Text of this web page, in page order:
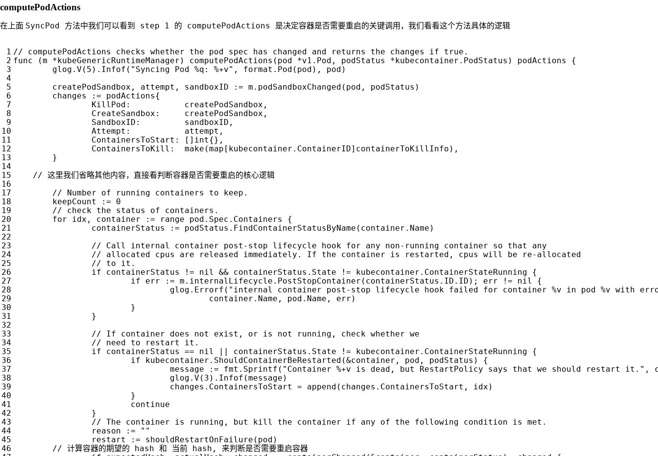
computePodActions
在上面 SyncPod 方法中我们可以看到 step 1 的 computePodActions 是决定容器是否需要重启的关键调用 ，我们看看这个方法具体的逻辑
func
(m *kubeGenericRuntimeManager ) computePodActions ( pod *v1 . Pod , podStatus *kubecontainer . PodStatus ) podActions
{
glog . V ( 5 ). Infof ( "Syncing Pod %q: %+v" , format . Pod ( pod ), pod )
createPodSandbox , attempt , sandboxID := m . podSandboxChanged ( pod , podStatus )
changes
:= podActions{
KillPod : createPodSandbox ,
CreateSandbox : createPodSandbox ,
SandboxID : sandboxID ,
Attempt : attempt ,
ContainersToStart : [] int{},
ContainersToKill : make (map [ kubecontainer . ContainerID] containerToKillInfo ),
}
keepCount
:=
0
for
idx , container := range pod . Spec . Containers
{
containerStatus
:= podStatus . FindContainerStatusByName ( container . Name )
if
containerStatus != nil && containerStatus . State != kubecontainer . ContainerStateRunning
{
if
err := m . internalLifecycle . PostStopContainer ( containerStatus . ID . ID ); err != nil
{
glog . Errorf ( "internal container post-stop lifecycle hook failed for container %v in pod %v with
container . Name , pod . Name , err )
}
}
if
containerStatus == nil || containerStatus . State != kubecontainer . ContainerStateRunning
{
if
kubecontainer . ShouldContainerBeRestarted (&container , pod , podStatus )
{
message
:= fmt . Sprintf ( "Container %+v is dead, but RestartPolicy says that we should restart it." ,
glog . V ( 3 ). Infof (message )
changes . ContainersToStart = append ( changes . ContainersToStart , idx )
}
continue
}
reason
:=
""
restart
:= shouldRestartOnFailure ( pod )